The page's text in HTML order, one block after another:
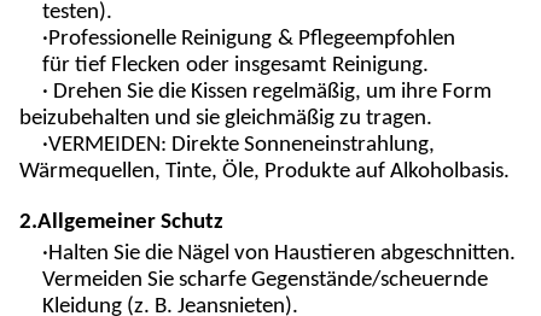
testen).
·Professionelle Reinigung & Pflegeempfohlen
für tief Flecken oder insgesamt Reinigung.
· Drehen Sie die Kissen regelmäßig, um ihre Form
beizubehalten und sie gleichmäßig zu tragen.
·VERMEIDEN: Direkte Sonneneinstrahlung,
Wärmequellen, Tinte, Öle, Produkte auf Alkoholbasis.
2.Allgemeiner Schutz
·Halten Sie die Nägel von Haustieren abgeschnitten.
Vermeiden Sie scharfe Gegenstände/scheuernde
Kleidung (z. B. Jeansnieten).